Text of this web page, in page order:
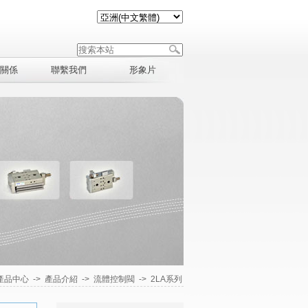
係 聯繫我們 形象片
品中心-> 產品介紹 -> 流體控制閥 -> 2LA系列